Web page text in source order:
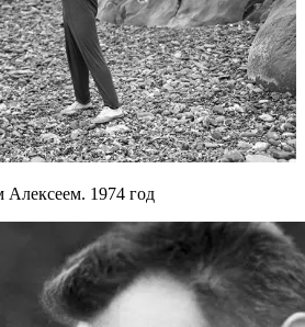
Алексеем. 1974 год